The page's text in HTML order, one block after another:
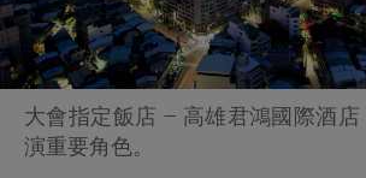
大會指定飯店 – 高雄君鴻國際酒
演重要角色。